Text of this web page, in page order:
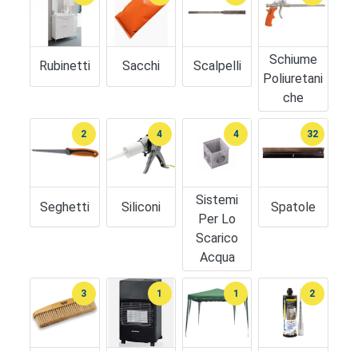
Rubinetti Sacchi Scalpelli
Schiume
Poliuretani
Che
Seghetti
2
Siliconi
4
Sistemi
Per Lo
Scarico
Acqua
4
Spatole
32
3 1 1 2